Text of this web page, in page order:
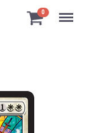
0 Menu